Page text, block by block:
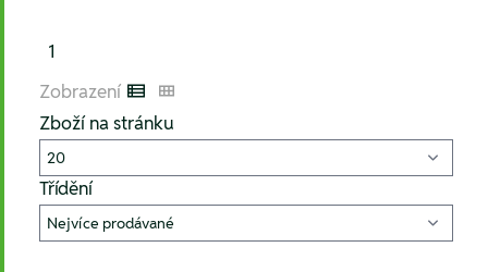
1
Zobrazení Listenansicht
Kachelansicht
Zboží na stránku
Třídění